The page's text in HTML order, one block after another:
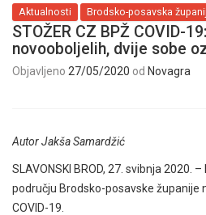
Aktualnosti Brodsko-posavska
STOŽER CZ BPŽ COVID-
novooboljelih, dvije sobe
Objavljeno 27/05/2020 od Novagra
Autor Jakša Samardžić
SLAVONSKI BROD, 27. svibnja 2020.
području Brodsko-posavske županije
COVID-19.